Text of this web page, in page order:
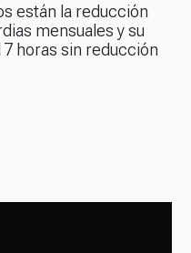
están la reducción
mensuales y su
horas sin reducción